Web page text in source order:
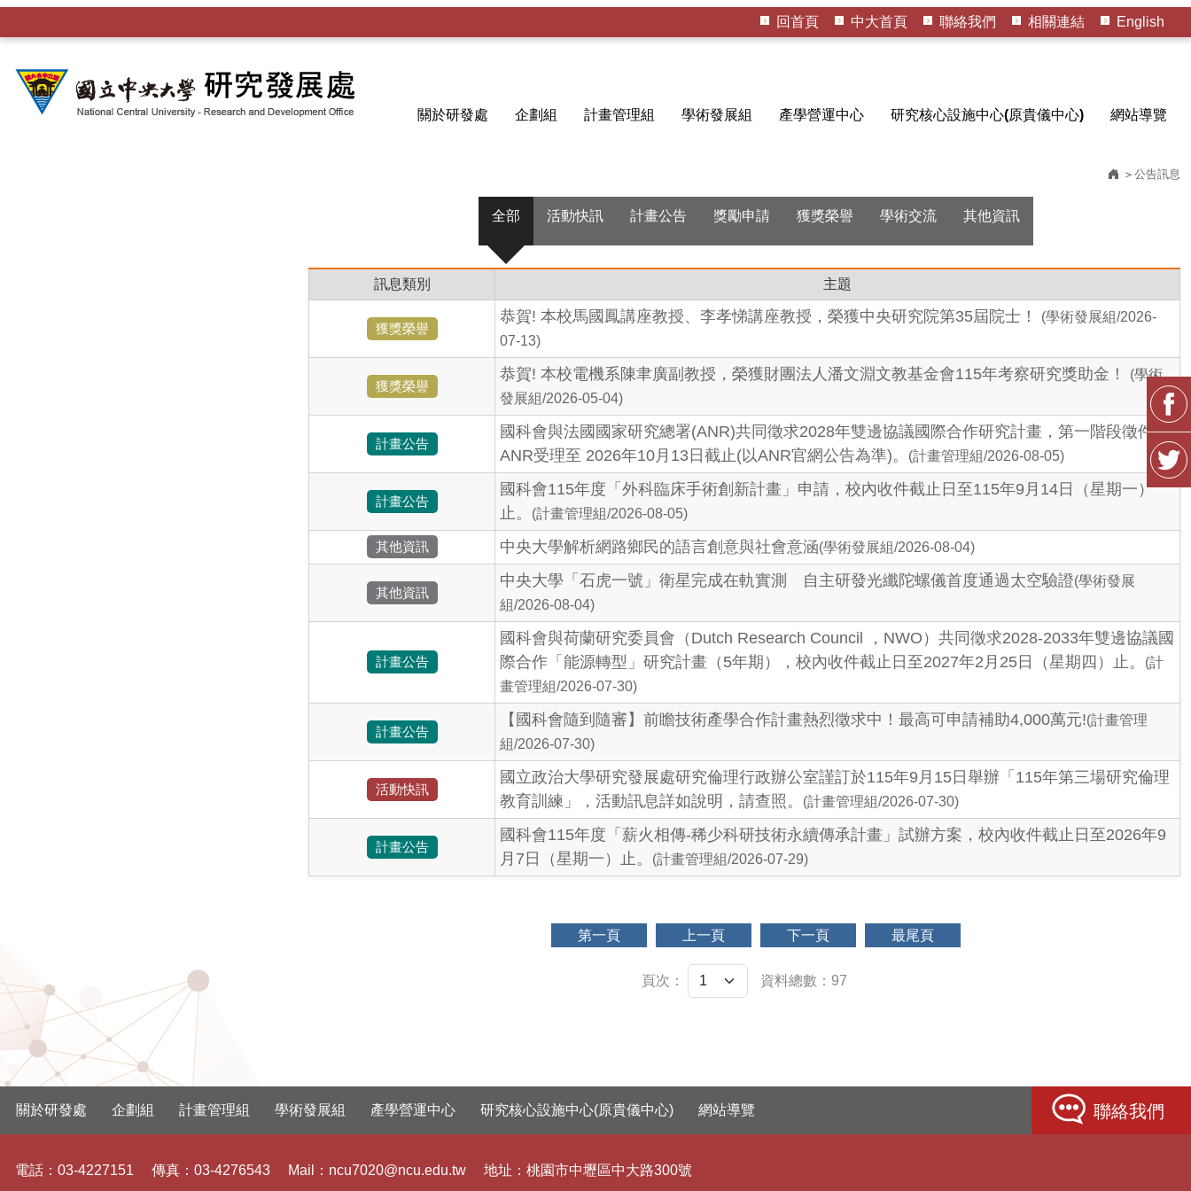
回首頁 中大首頁 聯絡我們 相關連結 English
關於研發處 企劃組 計畫管理組 學術發展組 產學營運中心 研究核心設施中心(原貴儀中心) 網站導覽
公告訊息
全部 活動快訊 計畫公告 獎勵申請 獲獎榮譽 學術交流 其他資訊
訊息類別 主題
獲獎榮譽
恭賀! 本校馬國鳳講座教授、李孝悌講座教授，榮獲中央研究院第35屆院士！
(學術發展組/2026-
07-13)
獲獎榮譽
恭賀! 本校電機系陳聿廣副教授，榮獲財團法人潘文淵文教基金會115年考察研究獎助金！
(學術
發展組/2026-05-04)
計畫公告
國科會與法國國家研究總署(ANR)共同徵求2028年雙邊協議國際合作研究計畫，第一階段徵件由
ANR受理至 2026年10月13日截止(以ANR官網公告為準)。
(計畫管理組/2026-08-05)
計畫公告
國科會115年度「外科臨床手術創新計畫」申請，校內收件截止日至115年9月14日（星期一）
止。
(計畫管理組/2026-08-05)
其他資訊 中央大學解析網路鄉民的語言創意與社會意涵(學術發展組/2026-08-04)
其他資訊
中央大學「石虎一號」衛星完成在軌實測 自主研發光纖陀螺儀首度通過太空驗證(學術發展
組/2026-08-04)
計畫公告
國科會與荷蘭研究委員會（Dutch Research Council ，NWO）共同徵求2028-2033年雙邊協議國
際合作「能源轉型」研究計畫（5年期），校內收件截止日至2027年2月25日（星期四）止。
(計
畫管理組/2026-07-30)
計畫公告
【國科會隨到隨審】前瞻技術產學合作計畫熱烈徵求中！最高可申請補助4,000萬元!(計畫管理
組/2026-07-30)
活動快訊
國立政治大學研究發展處研究倫理行政辦公室謹訂於115年9月15日舉辦「115年第三場研究倫理
教育訓練」，活動訊息詳如說明，請查照。
(計畫管理組/2026-07-30)
計畫公告
國科會115年度「薪火相傳-稀少科研技術永續傳承計畫」試辦方案，校內收件截止日至2026年9
月7日（星期一）止。
(計畫管理組/2026-07-29)
第一頁 上一頁 下一頁 最尾頁
頁次： 資料總數：97
關於研發處 企劃組 計畫管理組 學術發展組 產學營運中心 研究核心設施中心(原貴儀中心) 網站導覽 聯絡我們
電話： 03-4227151 傳真： 03-4276543 Mail： ncu7020@ncu.edu.tw 地址： 桃園市中壢區中大路300號